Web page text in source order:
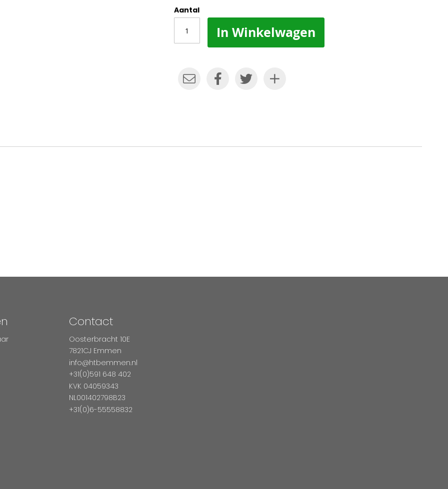
Aantal
In Winkelwagen
Contact
Oosterbracht 10E
7821CJ Emmen
info@htbemmen.nl
+31(0)591 648 402
KVK 04059343
NL001402798B23
+31(0)6-55558832